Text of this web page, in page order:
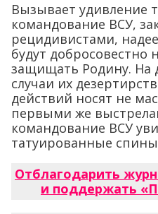
Вызывает удивление
командование ВСУ,
рецидивистами,
будут добросовестно
защищать Родину. На
случаи их
действий носят не
первыми же
командование ВСУ
татуированные
Отблагодарить
и поддержать